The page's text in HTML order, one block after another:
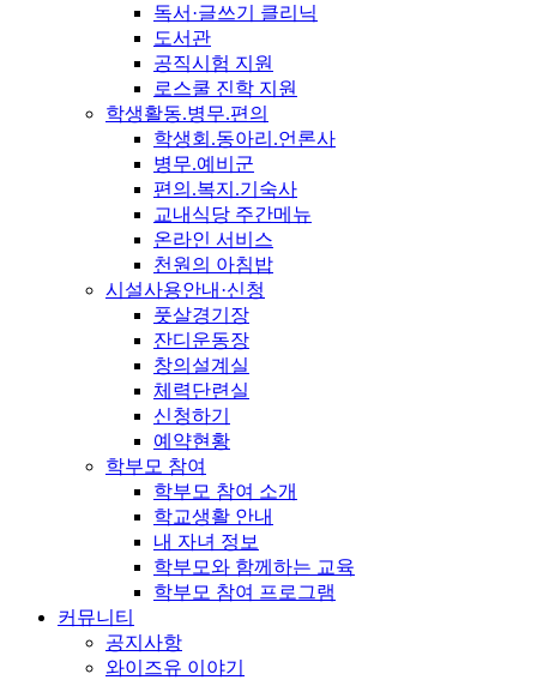
독서·글쓰기 클리닉
도서관
공직시험 지원
로스쿨 진학 지원
학생활동.병무.편의
학생회.동아리.언론사
병무.예비군
편의.복지.기숙사
교내식당 주간메뉴
온라인 서비스
천원의 아침밥
시설사용안내·신청
풋살경기장
잔디운동장
창의설계실
체력단련실
신청하기
예약현황
학부모 참여
학부모 참여 소개
학교생활 안내
내 자녀 정보
학부모와 함께하는 교육
학부모 참여 프로그램
커뮤니티
공지사항
와이즈유 이야기